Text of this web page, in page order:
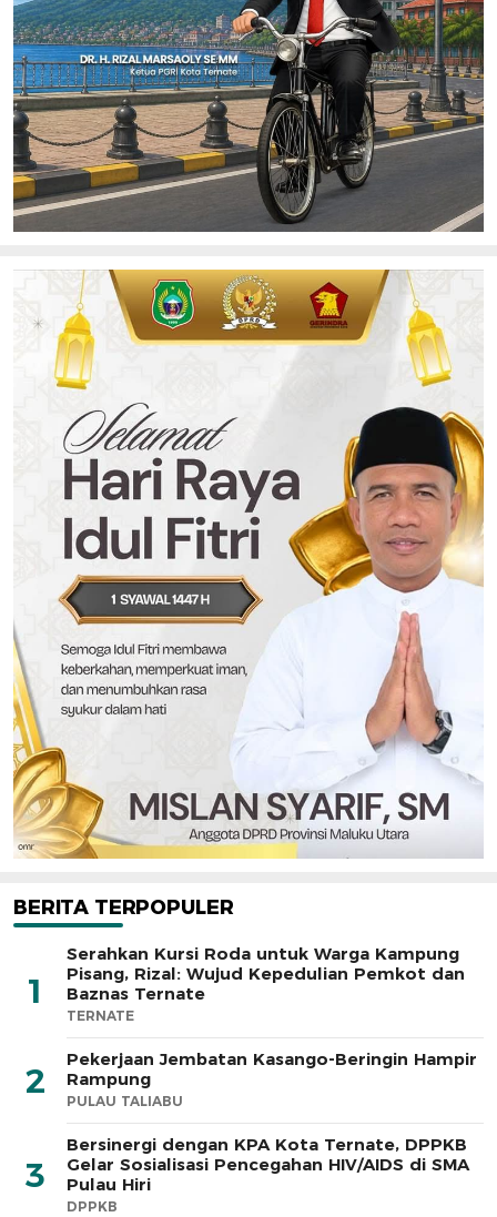
BERITA TERPOPULER
1
Serahkan Kursi Roda untuk Warga Kampung
Pisang, Rizal: Wujud Kepedulian Pemkot dan
Baznas Ternate
TERNATE
2
Pekerjaan Jembatan Kasango-Beringin Hampir
Rampung
PULAU TALIABU
3
Bersinergi dengan KPA Kota Ternate, DPPKB
Gelar Sosialisasi Pencegahan HIV/AIDS di SMA
Pulau Hiri
DPPKB